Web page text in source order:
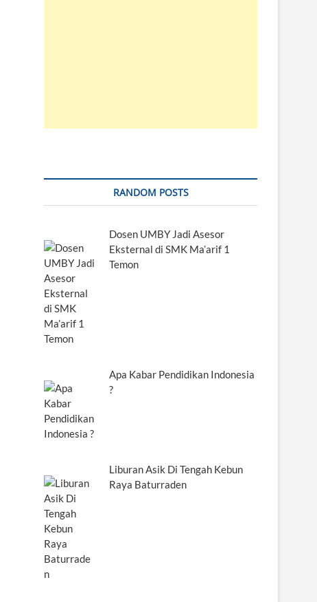
RANDOM POSTS
Dosen UMBY Jadi Asesor
Eksternal di SMK Ma’arif 1
Temon
Apa Kabar Pendidikan Indonesia
?
Liburan Asik Di Tengah Kebun
Raya Baturraden